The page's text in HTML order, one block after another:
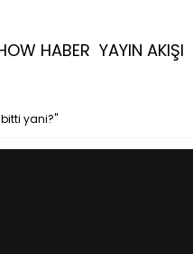
HABER YAYIN AKIŞI
yani?"